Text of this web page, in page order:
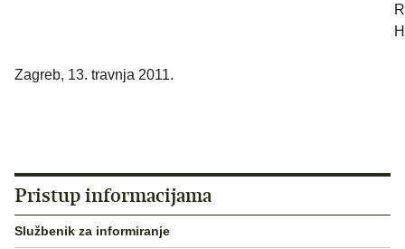
Zagreb, 13. travnja 2011.
Pristup informacijama
Službenik za informiranje